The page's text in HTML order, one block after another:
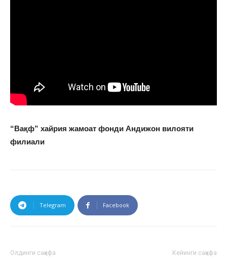
“Вақф” хайрия жамоат фонди Андижон вилояти
филиали
Telegram Facebook
Олдинги саҳифа Кейинги саҳифа